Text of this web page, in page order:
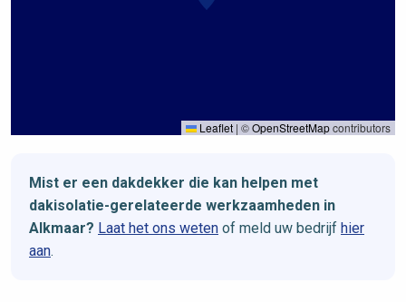
Leaflet | ©OpenStreetMapcontributors
Mist er een dakdekker die kan helpen met
dakisolatie-gerelateerde werkzaamheden in
Alkmaar? Laat het ons weten of meld uw bedrijf hier
aan.